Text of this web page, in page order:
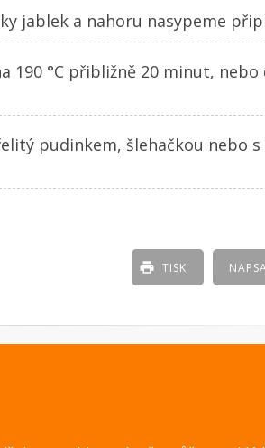
jablek a nahoru nasypeme
190 °C přibližně 20 minut, nebo
pudinkem, šlehačkou nebo s
TISK